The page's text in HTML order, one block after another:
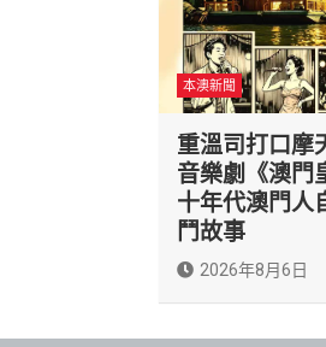
本澳新聞
重溫司打口摩
音樂劇《澳門
十年代澳門人
鬥故事
2026年8月6日